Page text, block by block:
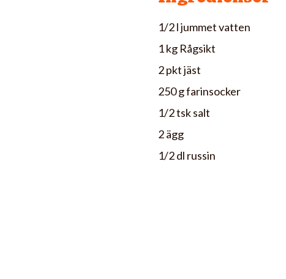
1/2 l jummet vatten
1 kg Rågsikt
2 pkt jäst
250 g farinsocker
1/2 tsk salt
2 ägg
1/2 dl russin